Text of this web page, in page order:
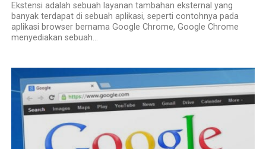
Ekstensi adalah sebuah layanan tambahan eksternal yang
banyak terdapat di sebuah aplikasi, seperti contohnya pada
aplikasi browser bernama Google Chrome, Google Chrome
menyediakan sebuah...